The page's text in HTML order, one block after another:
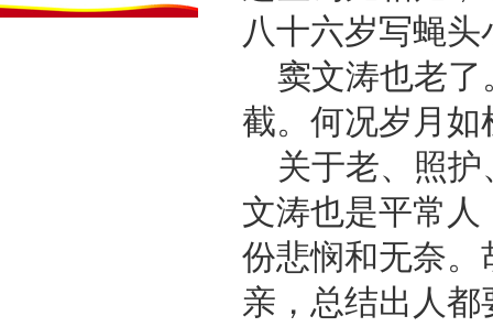
八十六岁写蝇
窦文涛也老
截。何况岁月
关于老、照
文涛也是平常
份悲悯和无奈
亲，总结出人